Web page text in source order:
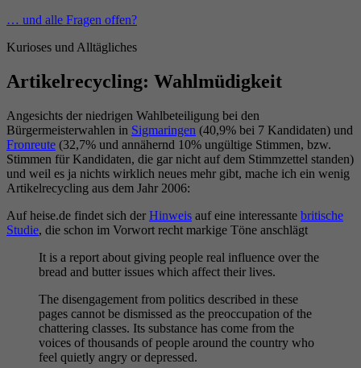
Zum
springen
… und alle Fragen offen?
Kurioses und Alltägliches
Artikelrecycling: Wahlmüdigkeit
Angesichts der niedrigen Wahlbeteiligung bei den
Bürgermeisterwahlen in Sigmaringen (40,9% bei 7 Kandidaten) und
Fronreute (32,7% und annähernd 10% ungültige Stimmen, bzw.
Stimmen für Kandidaten, die gar nicht auf dem Stimmzettel standen)
und weil es ja nichts wirklich neues mehr gibt, mache ich ein wenig
Artikelrecycling aus dem Jahr 2006:
Auf heise.de findet sich der Hinweis auf eine interessante britische
Studie, die schon im Vorwort recht markige Töne anschlägt
It is a report about giving people real influence over the
bread and butter issues which affect their lives.
The disengagement from politics described in these
pages cannot be dismissed as the preoccupation of the
chattering classes. Its substance has come from the
voices of thousands of people around the country who
feel quietly angry or depressed.